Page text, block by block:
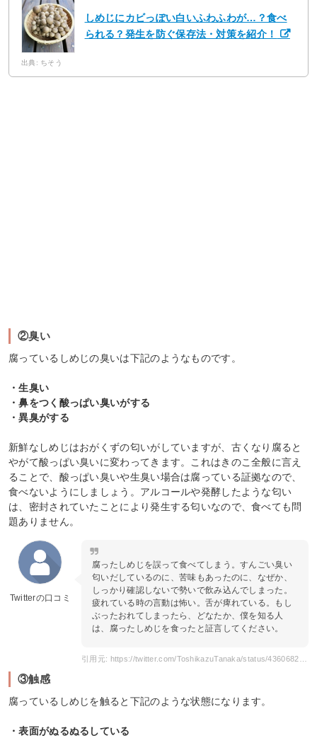
しめじにカビっぽい白いふわふわが…？食べ
られる？発生を防ぐ保存法・対策を紹介！
出典: ちそう
②臭い
腐っているしめじの臭いは下記のようなものです。
・生臭い
・鼻をつく酸っぱい臭いがする
・異臭がする
新鮮なしめじはおがくずの匂いがしていますが、古くなり腐ると
やがて酸っぱい臭いに変わってきます。これはきのこ全般に言え
ることで、酸っぱい臭いや生臭い場合は腐っている証拠なので、
食べないようにしましょう。アルコールや発酵したような匂い
は、密封されていたことにより発生する匂いなので、食べても問
題ありません。
Twitterの口コミ
腐ったしめじを誤って食べてしまう。すんごい臭い
匂いだしているのに、苦味もあったのに、なぜか、
しっかり確認しないで勢いで飲み込んでしまった。
疲れている時の言動は怖い。舌が痺れている。もし
ぶったおれてしまったら、どなたか、僕を知る人
は、腐ったしめじを食ったと証言してください。
③触感
腐っているしめじを触ると下記のような状態になります。
・表面がぬるぬるしている